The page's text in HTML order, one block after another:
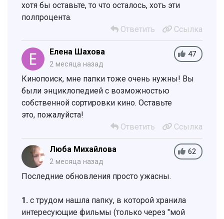
хотя бы оставьте, то что осталось, хоть эти
полпроцента.
Ответить
Ссылка
47
Елена Шахова
2 месяца назад
Кинопоиск, мне папки тоже очень нужны! Вы
были энциклопедией с возможностью
собственной сортировки кино. Оставьте
это, пожалуйста!
Ответить
Ссылка
62
Люба Михайлова
2 месяца назад
Последние обновления просто ужасны.
1. с трудом нашла папку, в которой хранила
интересующие фильмы (только через "мой